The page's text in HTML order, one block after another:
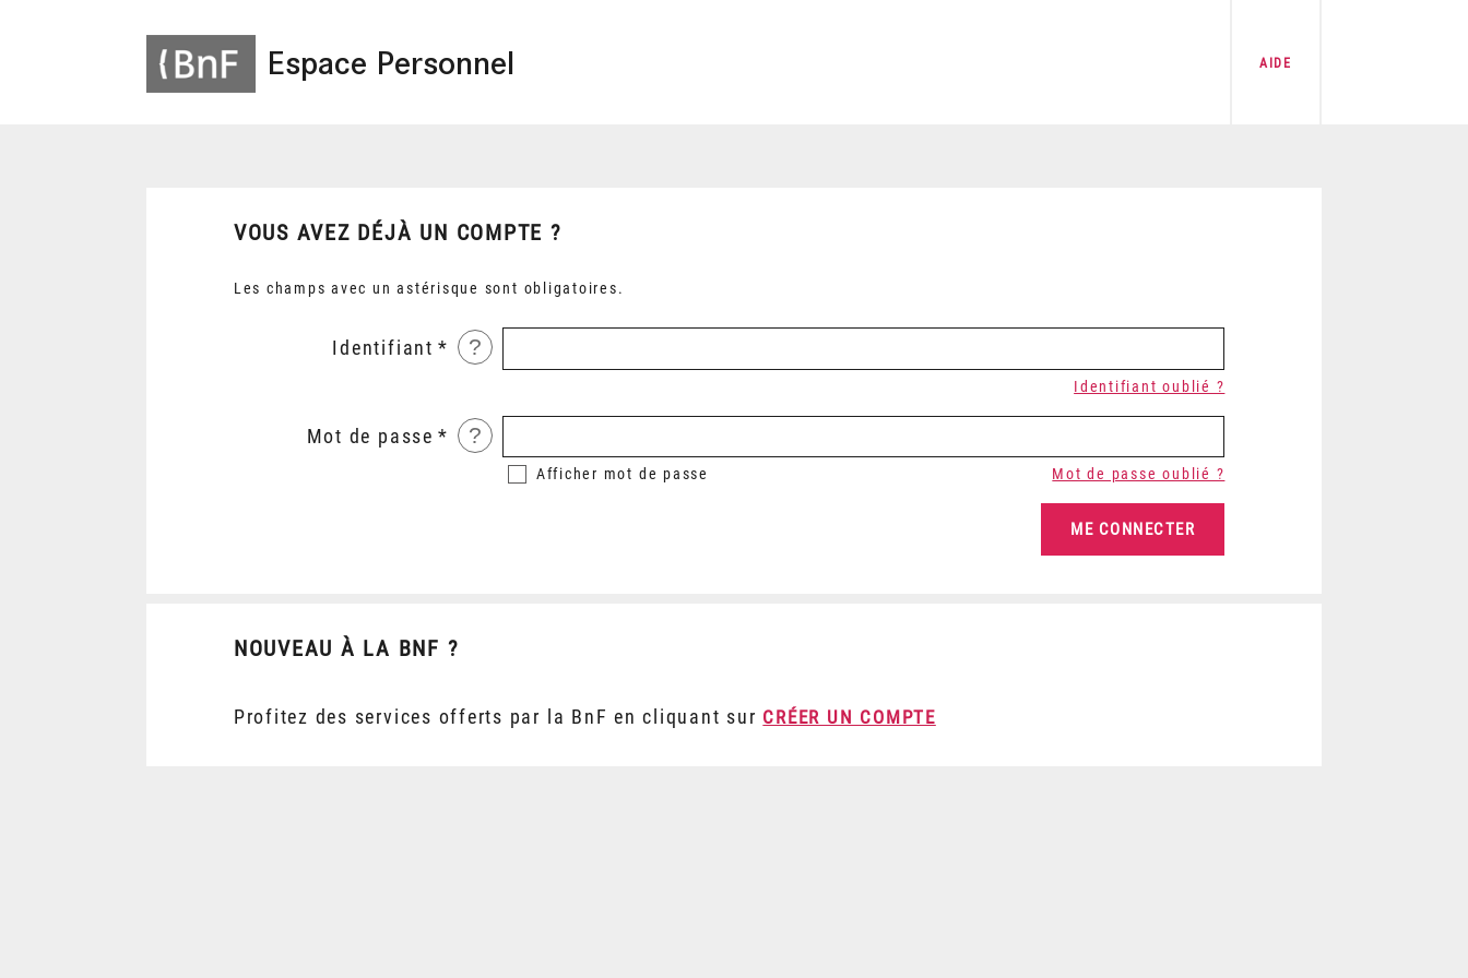
Espace Personnel AIDE
VOUS AVEZ DÉJÀ UN COMPTE ?
Les champs avec un astérisque sont obligatoires.
Identifiant ?
Identifiant oublié ?
Mot de passe ?
Afficher mot de passe Mot de passe oublié ?
NOUVEAU À LA BNF ?
Profitez des services offerts par la BnF en cliquant sur CRÉER UN COMPTE